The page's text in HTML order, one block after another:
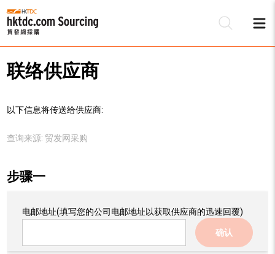
联络供应商
以下信息将传送给供应商:
查询来源: 贸发网采购
步骤一
电邮地址(填写您的公司电邮地址以获取供应商的迅速回覆)
确认